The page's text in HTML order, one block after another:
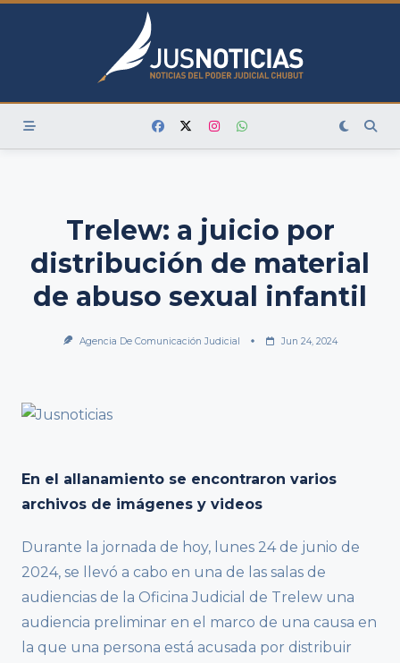
Skip
Trelew: a juicio por
distribución de material
de abuso sexual infantil
Agencia De Comunicación Judicial Jun 24, 2024
En el allanamiento se encontraron varios
archivos de imágenes y videos
Durante la jornada de hoy, lunes 24 de junio de
2024, se llevó a cabo en una de las salas de
audiencias de la Oficina Judicial de Trelew una
audiencia preliminar en el marco de una causa en
la que una persona está acusada por distribuir